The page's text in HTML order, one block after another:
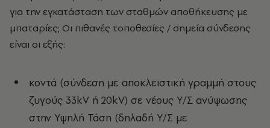
για την εγκατάσταση των σταθμών αποθήκευσης με
μπαταρίες; Οι πιθανές τοποθεσίες / σημεία σύνδεσης
είναι οι εξής:
κοντά (σύνδεση με αποκλειστική γραμμή στους
ζυγούς 33kV ή 20kV) σε νέους Υ/Σ ανύψωσης
στην Υψηλή Τάση (δηλαδή Υ/Σ με